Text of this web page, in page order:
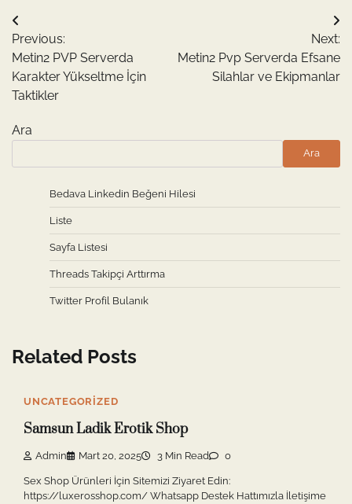
Yazı
gezinmesi
Previous:
Metin2 PVP Serverda
Karakter Yükseltme İçin
Taktikler
Next:
Metin2 Pvp Serverda Efsane
Silahlar ve Ekipmanlar
Ara
Ara
Bedava Linkedin Beğeni Hilesi
Liste
Sayfa Listesi
Threads Takipçi Arttırma
Twitter Profil Bulanık
Related Posts
UNCATEGORIZED
Samsun Ladik Erotik Shop
Admin Mart 20, 2025 3 Min Read 0
Sex Shop Ürünleri İçin Sitemizi Ziyaret Edin:
https://luxerosshop.com/ Whatsapp Destek Hattımızla İletişime